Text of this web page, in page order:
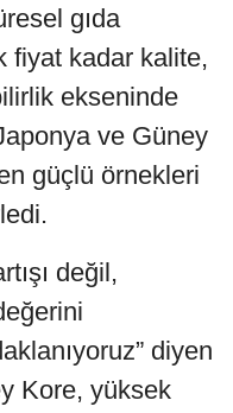
gıda
fiyat kadar kalite,
ekseninde
ve Güney
güçlü örnekleri
değil,
diyen
Kore, yüksek